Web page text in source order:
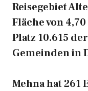
Reisegebiet
Fläche von
Platz 10.615
Gemeinden in
Mehna hat 261